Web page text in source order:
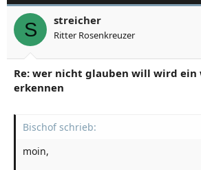
S streicher
Ritter Rosenkreuzer
Re: wer nicht glauben will wird ein
erkennen
Bischof schrieb:
moin,